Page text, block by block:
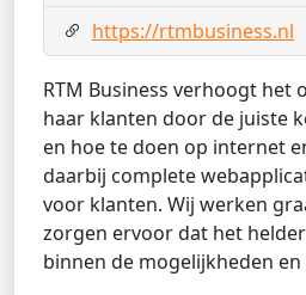
https://rtmbusiness.nl
RTM Business verhoogt het
haar klanten door de juiste
en hoe te doen op internet
daarbij complete
voor klanten. Wij werken
zorgen ervoor dat het
binnen de mogelijkheden